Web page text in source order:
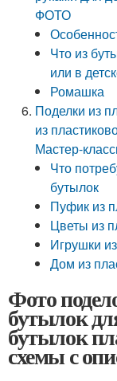
ФОТО
Что из
или в
Ромашка
Поделки из
из
Мастер-
Что
бутылок
Пуфик из
Цветы из
Игрушки
Дом из
Фото
бутылок
бутылок
схемы с